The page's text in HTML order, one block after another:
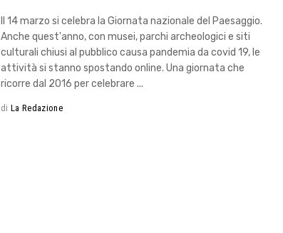
Il 14 marzo si celebra la Giornata nazionale del Paesaggio.
Anche quest'anno, con musei, parchi archeologici e siti
culturali chiusi al pubblico causa pandemia da covid 19, le
attività si stanno spostando online. Una giornata che
ricorre dal 2016 per celebrare
di La Redazione